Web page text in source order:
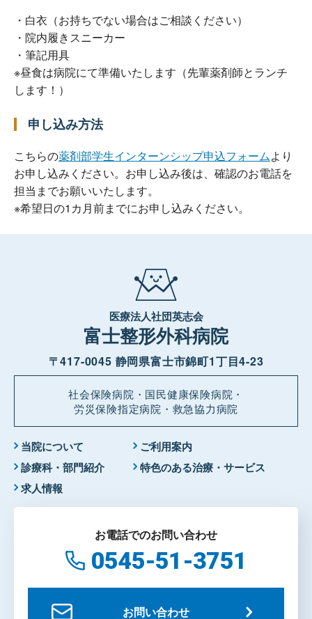
・白衣（お持ちでない場合はご相談ください）
・院内履きスニーカー
・筆記用具
※昼食は病院にて準備いたします（先輩薬剤師とランチ
します！）
申し込み方法
こちらの薬剤部学生インターンシップ申込フォームより
お申し込みください。お申し込み後は、確認のお電話を
担当までお願いいたします。
※希望日の1カ月前までにお申し込みください。
医療法人社団英志会
富士整形外科病院
〒417-0045 静岡県富士市錦町1丁目4-23
社会保険病院・国民健康保険病院・
労災保険指定病院・救急協力病院
当院について
ご利用案内
診療科・部門紹介
特色のある治療・サービス
求人情報
お電話でのお問い合わせ
0545-51-3751
お問い合わせ